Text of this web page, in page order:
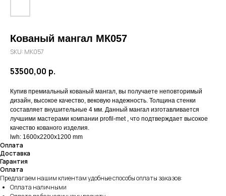
Кованый мангал МК057
SKU: МК057
53500,00 р.
Купив премиальный кованый мангал, вы получаете неповторимый
дизайн, высокое качество, вековую надежность. Толщина стенки
составляет внушительные 4 мм. Данный мангал изготавливается
лучшими мастерами компании profil-met , что подтверждает высокое
качество кованого изделия.
lwh: 1600x2200x1200 mm
Оплата
Доставка
Гарантия
Оплата
Предлагаем нашим клиентам удобные способы оплаты заказов:
Оплата наличными